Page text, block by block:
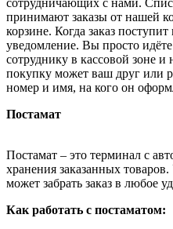
сотрудничающих с нами.
принимают заказы от нашей
корзине. Когда заказ
уведомление. Вы просто
сотруднику в кассовой зоне и
покупку может ваш друг или
номер и имя, на кого он
Постамат
Постамат – это терминал с
хранения заказанных
может забрать заказ в любое
Как работать с постаматом: